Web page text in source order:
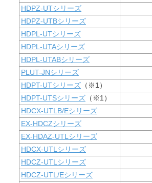
HDPZ-UTシリーズ
HDPZ-UTBシリーズ
HDPL-UTシリーズ
HDPL-UTAシリーズ
HDPL-UTABシリーズ
PLUT-JNシリーズ
HDPT-UTシリーズ （※1）
HDPT-UTSシリーズ （※1）
HDCX-UTLB/Eシリーズ
EX-HDCZシリーズ
EX-HDAZ-UTLシリーズ
HDCX-UTLシリーズ
HDCZ-UTLシリーズ
HDCZ-UTL/Eシリーズ